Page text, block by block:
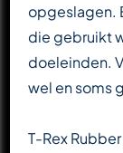
UW
opgeslagen.
die gebruikt
doeleinden.
wel en soms
T-Rex